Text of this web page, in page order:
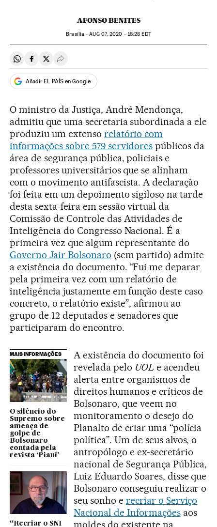
AFONSO BENITES
Brasília -AUG07, 2020 - 18:28 EDT
Compartir en Whatsapp
Compartir en Facebook
Compartir en Twitter
Desplegar Redes Sociales
Añadir EL PAÍS en Google
O ministro da Justiça, André Mendonça,
admitiu que uma secretaria subordinada a ele
produziu um extenso relatório com
informações sobre 579 servidores públicos da
área de segurança pública, policiais e
professores universitários que se alinham
com o movimento antifascista. A declaração
foi feita em um depoimento sigiloso na tarde
desta sexta-feira em sessão virtual da
Comissão de Controle das Atividades de
Inteligência do Congresso Nacional. É a
primeira vez que algum representante do
Governo Jair Bolsonaro (sem partido) admite
a existência do documento. “Fui me deparar
pela primeira vez com um relatório de
inteligência justamente em função deste caso
concreto, o relatório existe”, afirmou ao
grupo de 12 deputados e senadores que
participaram do encontro.
MAIS INFORMAÇÕES
O silêncio do
Supremo sobre
ameaça de
golpe de
Bolsonaro
contada pela
revista ‘Piauí'
“Recriar o SNI
A existência do documento foi
revelada pelo UOLe acendeu
alerta entre organismos de
direitos humanos e críticos de
Bolsonaro, que veem no
monitoramento o desejo do
Planalto de criar uma “polícia
política”. Um de seus alvos, o
antropólogo e ex-secretário
nacional de Segurança Pública,
Luiz Eduardo Soares, disse que
Bolsonaro conseguiu realizar o
seu sonho e recriar o Serviço
Nacional de Informaçõesaos
moldes do existente na